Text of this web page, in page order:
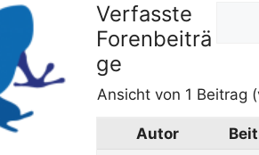
Verfasste
Forenbeiträ
ge
Ansicht von 1 Beitrag
Autor